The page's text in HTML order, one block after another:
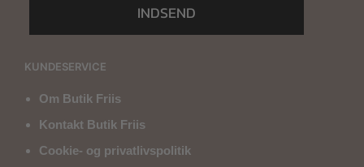
INDSEND
KUNDESERVICE
Om Butik Friis
Kontakt Butik Friis
Cookie- og privatlivspolitik